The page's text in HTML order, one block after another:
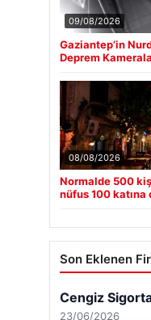
09/08/2026
Gaziantep’in
Deprem
08/08/2026
Normalde 500
nüfus 100 katına
Son Eklenen
Cengiz
23/06/2026